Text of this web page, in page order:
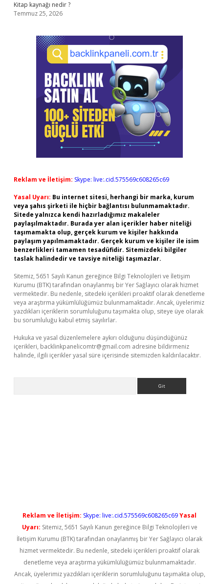
Kitap kaynağı nedir ?
Temmuz 25, 2026
Reklam ve İletişim: Skype: live:.cid.575569c608265c69
Yasal Uyarı: Bu internet sitesi, herhangi bir marka, kurum
veya şahıs şirketi ile hiçbir bağlantısı bulunmamaktadır.
Sitede yalnızca kendi hazırladığımız makaleler
paylaşılmaktadır. Burada yer alan içerikler haber niteliği
taşımamakta olup, gerçek kurum ve kişiler hakkında
paylaşım yapılmamaktadır. Gerçek kurum ve kişiler ile isim
benzerlikleri tamamen tesadüfidir. Sitemizdeki bilgiler
taslak halindedir ve tavsiye niteliği taşımazlar.
Sitemiz, 5651 Sayılı Kanun gereğince Bilgi Teknolojileri ve İletişim
Kurumu (BTK) tarafından onaylanmış bir Yer Sağlayıcı olarak hizmet
vermektedir. Bu nedenle, sitedeki içerikleri proaktif olarak denetleme
veya araştırma yükümlülüğümüz bulunmamaktadır. Ancak, üyelerimiz
yazdıkları içeriklerin sorumluluğunu taşımakta olup, siteye üye olarak
bu sorumluluğu kabul etmiş sayılırlar.
Hukuka ve yasal düzenlemelere aykırı olduğunu düşündüğünüz
içerikleri, backlinkpanelicomtr@gmail.com adresine bildirmeniz
halinde, ilgili içerikler yasal süre içerisinde sitemizden kaldırılacaktır.
Reklam ve İletişim: Skype: live:.cid.575569c608265c69Yasal
Uyarı: Sitemiz, 5651 Sayılı Kanun gereğince Bilgi Teknolojileri ve
İletişim Kurumu (BTK) tarafından onaylanmış bir Yer Sağlayıcı olarak
hizmet vermektedir. Bu nedenle, sitedeki içerikleri proaktif olarak
denetleme veya araştırma yükümlülüğümüz bulunmamaktadır.
Ancak, üyelerimiz yazdıkları içeriklerin sorumluluğunu taşımakta olup,